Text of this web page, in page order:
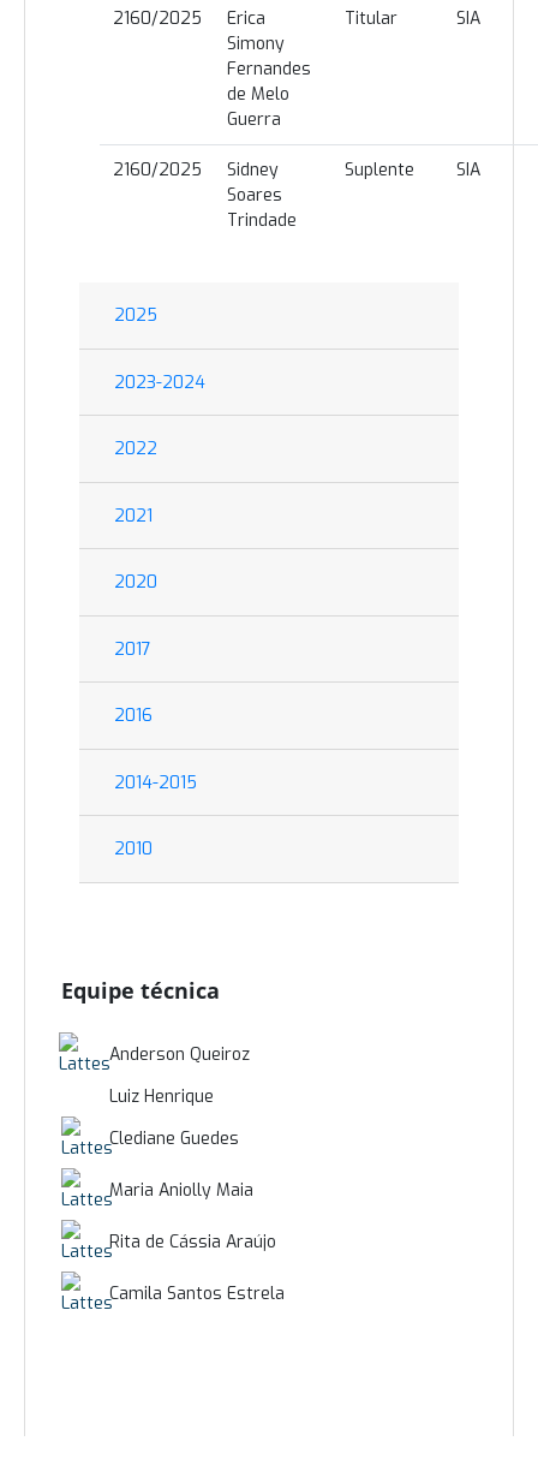
2160/2025
Erica
Simony
Fernandes
de Melo
Guerra
Titular SIA
2160/2025
Sidney
Soares
Trindade
Suplente SIA
2025
2023-2024
2022
2021
2020
2017
2016
2014-2015
2010
Equipe técnica
Anderson Queiroz
Luiz Henrique
Clediane Guedes
Maria Aniolly Maia
Rita de Cássia Araújo
Camila Santos Estrela